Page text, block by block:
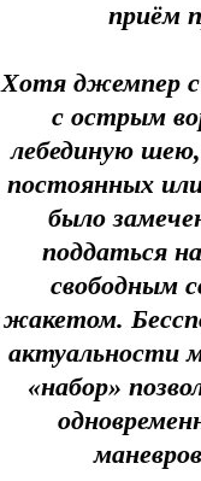
приём
Хотя джемпер с
с острым
лебединую
постоянных
было
поддаться
свободным
жакетом.
актуальности
«набор»